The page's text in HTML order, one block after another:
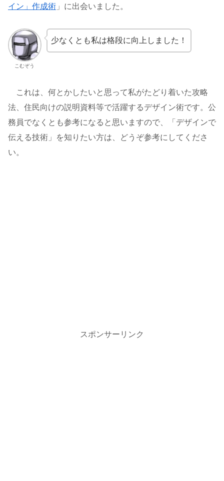
イン」作成術 」に出会いました。
こむぞう
少なくとも私は格段に向上しました！
これは、何とかしたいと思って私がたどり着いた攻略
法、住民向けの説明資料等で活躍するデザイン術です。公
務員でなくとも参考になると思いますので、「デザインで
伝える技術」を知りたい方は、どうぞ参考にしてくださ
い。
スポンサーリンク